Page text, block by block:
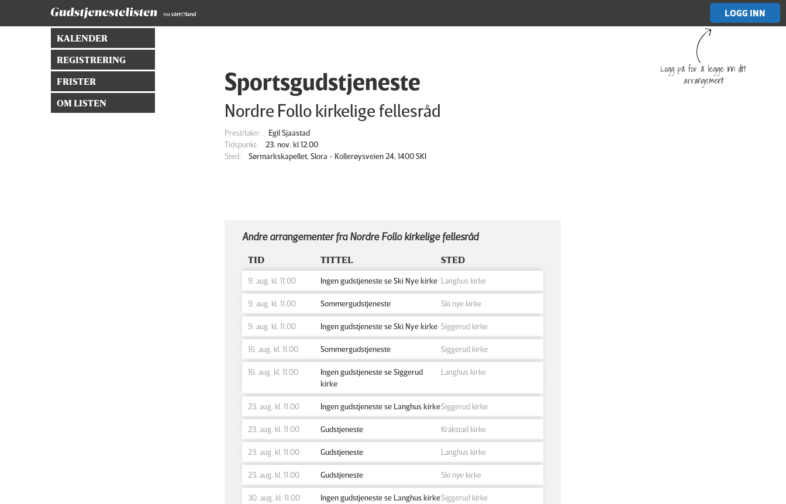
LOGG INN
Logg på for å legge inn ditt
arrangement
KALENDER
REGISTRERING
FRISTER
OM LISTEN
Sportsgudstjeneste
Nordre Follo kirkelige fellesråd
Prest/taler:
Egil Sjaastad
Tidspunkt:
23. nov. kl 12.00
Sted:
Sørmarkskapellet, Slora - Kollerøysveien 24, 1400 SKI
Andre arrangementer fra Nordre Follo kirkelige fellesråd
TID TITTEL STED
9. aug. kl. 11.00 Ingen gudstjeneste se Ski Nye kirke Langhus kirke
9. aug. kl. 11.00 Sommergudstjeneste Ski nye kirke
9. aug. kl. 11.00 Ingen gudstjeneste se Ski Nye kirke Siggerud kirke
16. aug. kl. 11.00 Sommergudstjeneste Siggerud kirke
16. aug. kl. 11.00
Ingen gudstjeneste se Siggerud
kirke
Langhus kirke
23. aug. kl. 11.00 Ingen gudstjeneste se Langhus kirkeSiggerud kirke
23. aug. kl. 11.00 Gudstjeneste Kråkstad kirke
23. aug. kl. 11.00 Gudstjeneste Langhus kirke
23. aug. kl. 11.00 Gudstjeneste Ski nye kirke
30. aug. kl. 11.00 Ingen gudstjeneste se Langhus kirkeSiggerud kirke